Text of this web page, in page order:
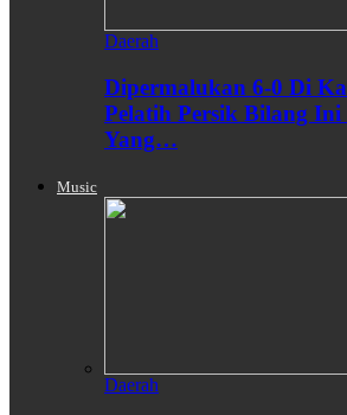
Daerah
Dipermalukan 6-0 Di
Pelatih Persik Bilang
Yang…
Music
Daerah